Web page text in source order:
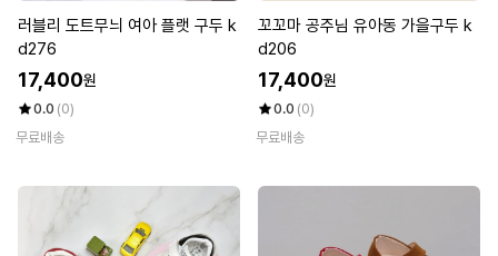
러블리 도트무늬 여아 플랫 구두 k
d276
17,400원
0.0 (0)
무료배송
꼬꼬마 공주님 유아동 가을구두 k
d206
17,400원
0.0 (0)
무료배송